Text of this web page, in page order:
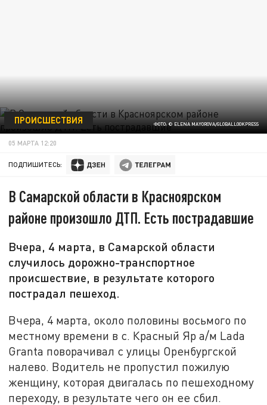
ФОТО: © ELENA MAYOROVA/GLOBALLOOKPRESS
ПРОИСШЕСТВИЯ
05 МАРТА 12:20
ПОДПИШИТЕСЬ:
В Самарской области в Красноярском
районе произошло ДТП. Есть пострадавшие
Вчера, 4 марта, в Самарской области
случилось дорожно-транспортное
происшествие, в результате которого
пострадал пешеход.
Вчера, 4 марта, около половины восьмого по
местному времени в с. Красный Яр а/м Lada
Granta поворачивал с улицы Оренбургской
налево. Водитель не пропустил пожилую
женщину, которая двигалась по пешеходному
переходу, в результате чего он ее сбил.